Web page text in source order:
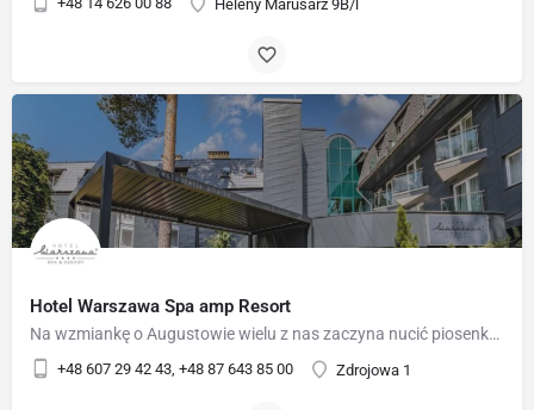
Heleny Marusarz 9B/l
Hotel Warszawa Spa amp Resort
Na wzmiankę o Augustowie wielu z nas zaczyna nucić piosenkę "Augustowskie noce nad brzegami drzemiące...".…
+48 607 29 42 43, +48 87 643 85 00 Zdrojowa 1